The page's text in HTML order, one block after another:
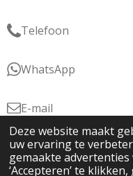
Deze website maakt
uw ervaring te
gemaakte
‘Accepteren’ te
Telefoon
WhatsApp
E-mail
KvK: 76877566
BTW: NL860821730B01